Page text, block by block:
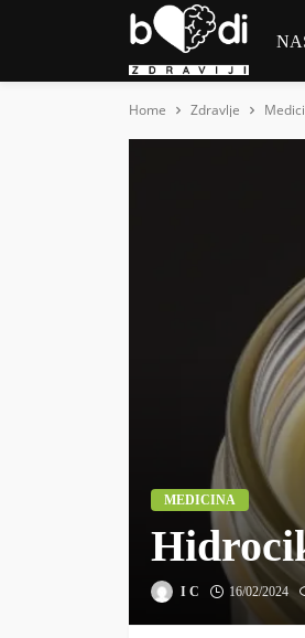
Home Zdravlje
MEDICINA
I C 16/02/2024